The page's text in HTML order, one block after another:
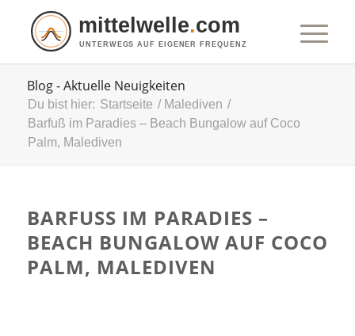
mittelwelle.com
UNTERWEGS AUF EIGENER FREQUENZ
Blog - Aktuelle Neuigkeiten
Du bist hier: Startseite / Malediven /
Barfuß im Paradies – Beach Bungalow auf Coco
Palm, Malediven
BARFUSS IM PARADIES – B
EACH BUNGALOW AUF COCO P
ALM, MALEDIVEN